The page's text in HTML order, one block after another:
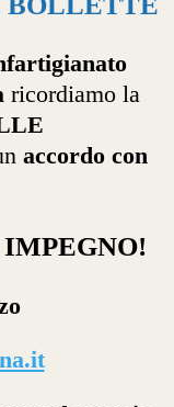
ricordiamo la
accordo con